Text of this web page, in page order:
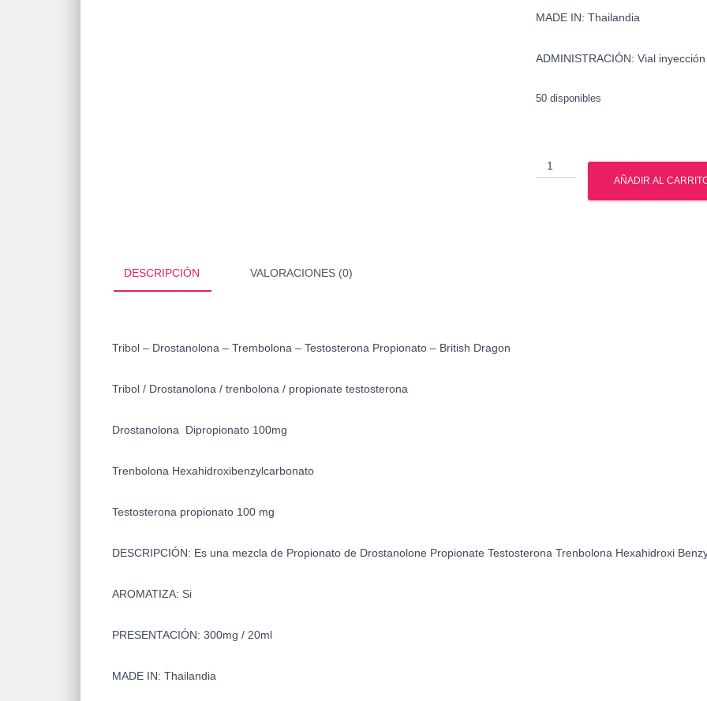
MADE IN: Thailandia
ADMINISTRACIÓN: Vial inyección
50 disponibles
Tribol
-
Drostanolona
AÑADIR AL
DESCRIPCIÓN VALORACIONES (0)
Tribol – Drostanolona – Trembolona – Testosterona Propionato – British Dragon
Tribol / Drostanolona / trenbolona / propionate testosterona
Drostanolona Dipropionato 100mg
Trenbolona Hexahidroxibenzylcarbonato
Testosterona propionato 100 mg
DESCRIPCIÓN: Es una mezcla de Propionato de Drostanolone Propionate Testosterona Trenbolona Hexahidroxi
AROMATIZA: Si
PRESENTACIÓN: 300mg / 20ml
MADE IN: Thailandia